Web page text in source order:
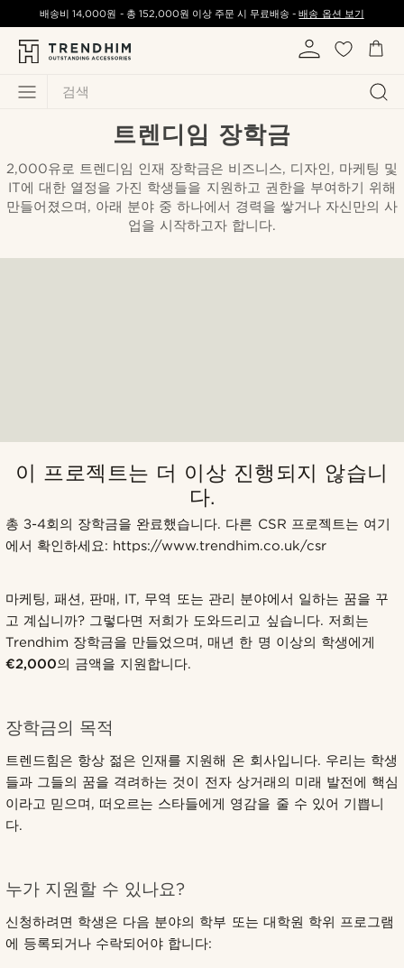
검색
배송비14,000원 - 총 152,000원 이상 주문 시 무료배송 -배송 옵션 보기
트렌디임 장학금
2,000유로 트렌디임 인재 장학금은 비즈니스, 디자인, 마케팅 및
IT에 대한 열정을 가진 학생들을 지원하고 권한을 부여하기 위해
만들어졌으며, 아래 분야 중 하나에서 경력을 쌓거나 자신만의 사
업을 시작하고자 합니다.
이 프로젝트는 더 이상 진행되지 않습니
다.
총 3-4회의 장학금을 완료했습니다. 다른 CSR 프로젝트는 여기
에서 확인하세요: https://www.trendhim.co.uk/csr
마케팅, 패션, 판매, IT, 무역 또는 관리 분야에서 일하는 꿈을 꾸
고 계십니까? 그렇다면 저희가 도와드리고 싶습니다. 저희는
Trendhim 장학금을 만들었으며, 매년 한 명 이상의 학생에게
€2,000의 금액을 지원합니다.
장학금의 목적
트렌드힘은 항상 젊은 인재를 지원해 온 회사입니다. 우리는 학생
들과 그들의 꿈을 격려하는 것이 전자 상거래의 미래 발전에 핵심
이라고 믿으며, 떠오르는 스타들에게 영감을 줄 수 있어 기쁩니
다.
누가 지원할 수 있나요?
신청하려면 학생은 다음 분야의 학부 또는 대학원 학위 프로그램
에 등록되거나 수락되어야 합니다: